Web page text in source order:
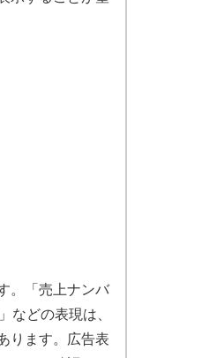
。「売上ナンバ
などの表現は、
ります。広告表